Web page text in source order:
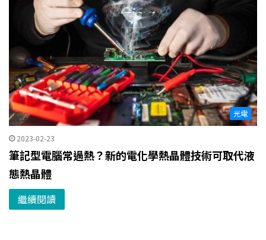
光電
2023-02-23
筆記型電腦常過熱？新的電化學熱晶體技術可取代液
態熱晶體
繼續閱讀